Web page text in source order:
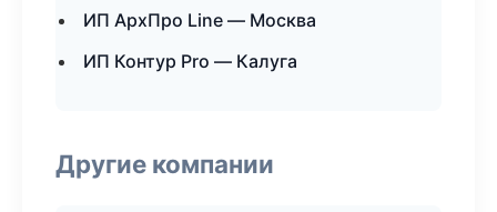
ИП АрхПро Line — Москва
ИП Контур Pro — Калуга
Другие компании